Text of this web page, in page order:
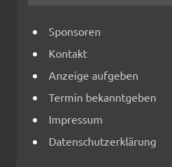
Sponsoren
Kontakt
Anzeige aufgeben
Termin bekanntgeben
Impressum
Datenschutzerklärung